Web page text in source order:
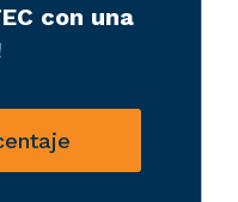
con una